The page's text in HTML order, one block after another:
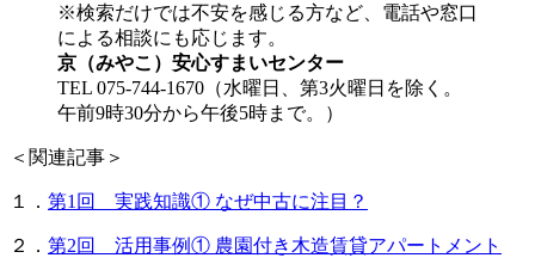
※検索だけでは不安を感じる方など、電話や窓口
による相談にも応じます。
京（みやこ）安心すまいセンター
TEL 075-744-1670（水曜日、第3火曜日を除く。
午前9時30分から午後5時まで。）
＜関連記事＞
１． 第1回 実践知識① なぜ中古に注目？
２． 第2回 活用事例① 農園付き木造賃貸アパートメント